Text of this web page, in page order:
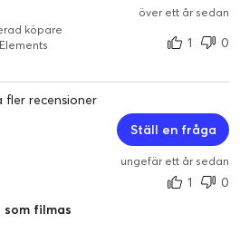
över ett år sedan
köpare
1
0
fler recensioner
Ställ en fråga
ungefär ett år sedan
1
0
filmas